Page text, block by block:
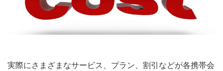
実際にさまざまなサービス、プラン、割引などが各携帯会